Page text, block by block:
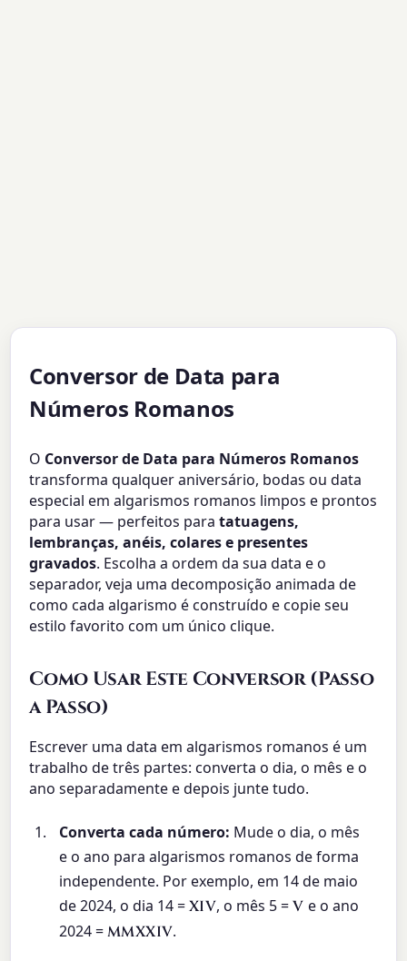
Conversor de Data para
Números Romanos
O Conversor de Data para Números Romanos
transforma qualquer aniversário, bodas ou data
especial em algarismos romanos limpos e prontos
para usar — perfeitos paratatuagens,
lembranças, anéis, colares e presentes
gravados. Escolha a ordem da sua data e o
separador, veja uma decomposição animada de
como cada algarismo é construído e copie seu
estilo favorito com um único clique.
Como Usar Este Conversor (Passo
a Passo)
Escrever uma data em algarismos romanos é um
trabalho de três partes: converta o dia, o mês e o
ano separadamente e depois junte tudo.
Converta cada número: Mude o dia, o mês
e o ano para algarismos romanos de forma
independente. Por exemplo, em 14 de maio
de 2024, o dia 14 =XIV, o mês 5 =V e o ano
2024 =MMXXIV.